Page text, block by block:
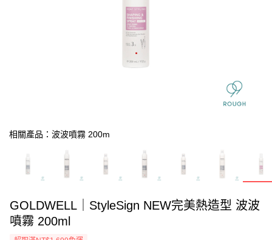
相關產品：波波噴霧 200m
GOLDWELL｜StyleSign NEW完美熱造型 波波
噴霧 200ml